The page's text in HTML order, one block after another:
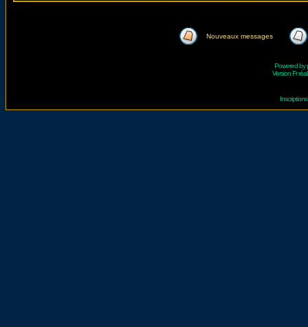
Nouveaux messages
Powered by
Version Fr